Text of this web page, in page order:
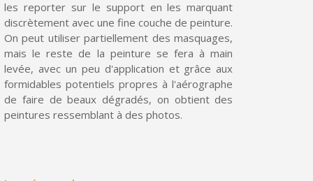
Livraison sous 24 h en France Métropolitaine
Retour produits sous 14 jours
Réduction de 5€ sur la première commande
10€ de bon d'achat pour chaque parrainage
Inscription à la newsletter : 5€ de réduction
les reporter sur le support en les marquant
discrètement avec une fine couche de peinture.
On peut utiliser partiellement des masquages,
mais le reste de la peinture se fera à main
levée, avec un peu d'application et grâce aux
formidables potentiels propres à l'aérographe
de faire de beaux dégradés, on obtient des
peintures ressemblant à des photos.